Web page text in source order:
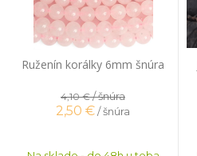
Ruženín korálky 6mm šnúra
4,10 €/ šnúra
2,50 €/ šnúra